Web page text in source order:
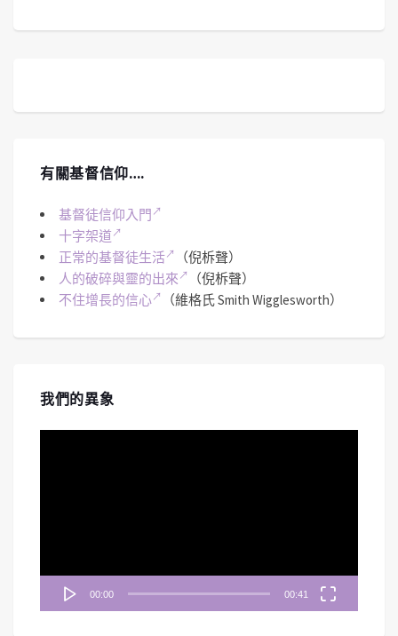
有關基督信仰….
基督徒信仰入門
十字架道
正常的基督徒生活
（倪柝聲）
人的破碎與靈的出來
（倪柝聲）
不住增長的信心
（維格氏 Smith Wigglesworth）
我們的異象
00:00 00:41